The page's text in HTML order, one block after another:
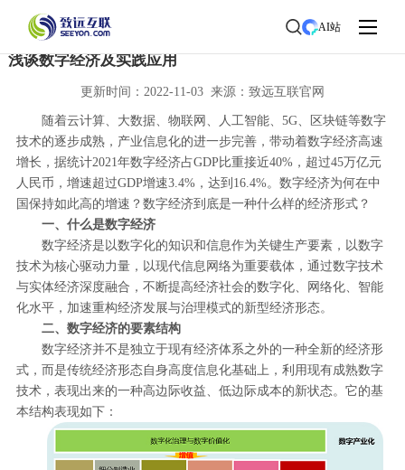
AI站
首页>协同观察>行业洞察
浅谈数字经济及实践应用
更新时间：2022-11-03 来源：致远互联官网
随着云计算、大数据、物联网、人工智能、5G、区块链等数字
技术的逐步成熟，产业信息化的进一步完善，带动着数字经济高速
增长，据统计2021年数字经济占GDP比重接近40%，超过45万亿元
人民币，增速超过GDP增速3.4%，达到16.4%。数字经济为何在中
国保持如此高的增速？数字经济到底是一种什么样的经济形式？
一、什么是数字经济
数字经济是以数字化的知识和信息作为关键生产要素，以数字
技术为核心驱动力量，以现代信息网络为重要载体，通过数字技术
与实体经济深度融合，不断提高经济社会的数字化、网络化、智能
化水平，加速重构经济发展与治理模式的新型经济形态。
二、数字经济的要素结构
数字经济并不是独立于现有经济体系之外的一种全新的经济形
式，而是传统经济形态自身高度信息化基础上，利用现有成熟数字
技术，表现出来的一种高边际收益、低边际成本的新状态。它的基
本结构表现如下：